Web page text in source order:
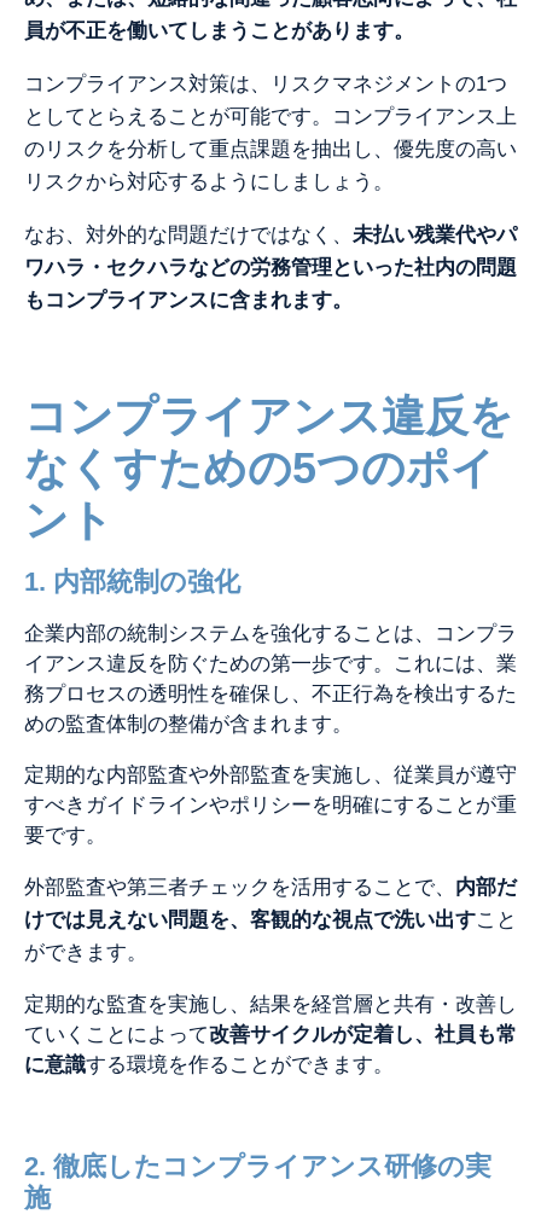
員が不正を働いてしまうことがあります。
コンプライアンス対策は、リスクマネジメントの1つ
としてとらえることが可能です。コンプライアンス上
のリスクを分析して重点課題を抽出し、優先度の高い
リスクから対応するようにしましょう。
なお、対外的な問題だけではなく、 未払い残業代やパ
ワハラ・セクハラなどの労務管理といった社内の問題
もコンプライアンスに含まれます。
コンプライアンス違反を
なくすための5つのポイ
ント
1. 内部統制の強化
企業内部の統制システムを強化することは、コンプラ
イアンス違反を防ぐための第一歩です。これには、業
務プロセスの透明性を確保し、不正行為を検出するた
めの監査体制の整備が含まれます。
定期的な内部監査や外部監査を実施し、従業員が遵守
すべきガイドラインやポリシーを明確にすることが重
要です。
外部監査や第三者チェックを活用することで、 内部だ
けでは見えない問題を、 客観的な視点で洗い出すこと
ができます。
定期的な監査を実施し、結果を経営層と共有・改善し
ていくことによって改善サイクルが定着し、社員も常
に意識する環境を作ることができます。
2. 徹底した コンプライアンス研修の実
施